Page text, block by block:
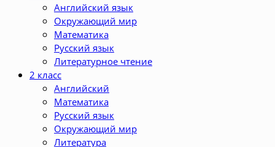
Английский язык
Окружающий мир
Математика
Русский язык
Литературное чтение
2 класс
Английский
Математика
Русский язык
Окружающий мир
Литература